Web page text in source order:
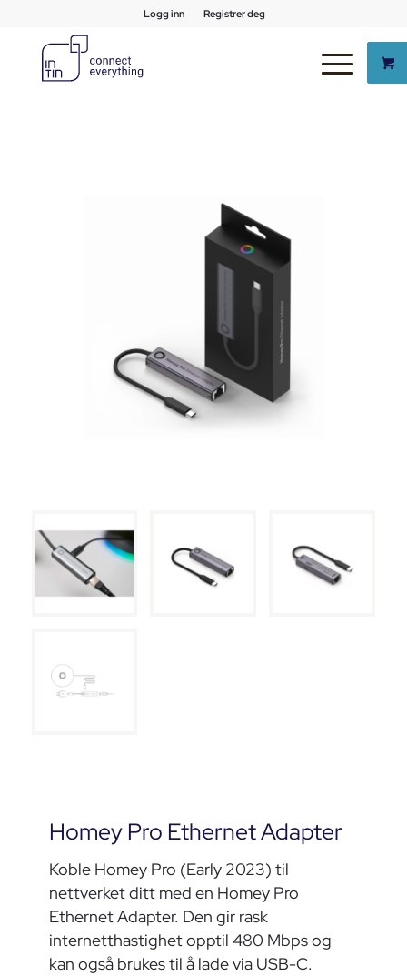
Logg inn Registrer deg
Homey Pro Ethernet Adapter
Koble Homey Pro (Early 2023) til
nettverket ditt med en Homey Pro
Ethernet Adapter. Den gir rask
internetthastighet opptil 480 Mbps og
kan også brukes til å lade via USB-C.